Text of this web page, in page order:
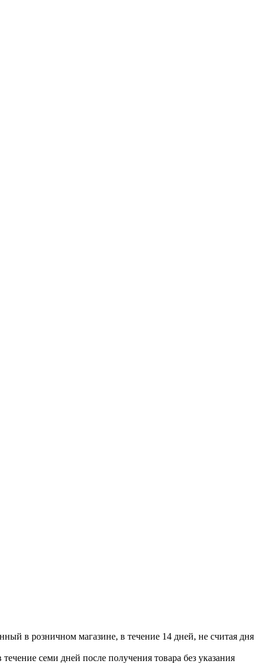
в розничном магазине, в течение 14 дней, не считая дня
семи дней после получения товара без указания